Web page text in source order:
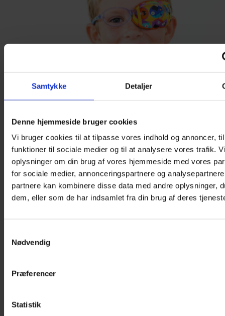
Samtykke Detaljer
Denne hjemmeside bruger cookies
Vi bruger cookies til at tilpasse vores indhold og annoncer,
funktioner til sociale medier og til at analysere vores trafik.
oplysninger om din brug af vores hjemmeside med vores
for sociale medier, annonceringspartnere og
partnere kan kombinere disse data med andre oplysninger,
dem, eller som de har indsamlet fra din brug af deres
Nødvendig
Præferencer
Statistik
Øjenklap – Rainbow
alternativ til øjenplastre eller som supplement, hvis det
Øjenklap
–